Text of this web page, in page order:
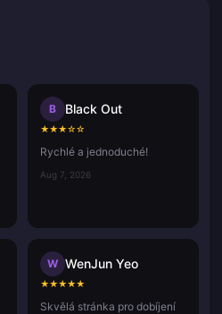
B Black Out
★★★☆☆
Rychlé a jednoduché!
Aug 7, 2026
W WenJun Yeo
★★★★★
Skvělá stránka pro dobíjení